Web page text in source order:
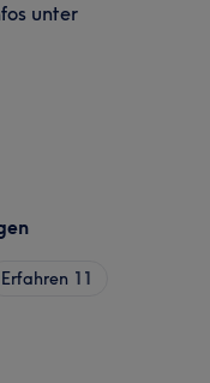
unter
Erfahren 11